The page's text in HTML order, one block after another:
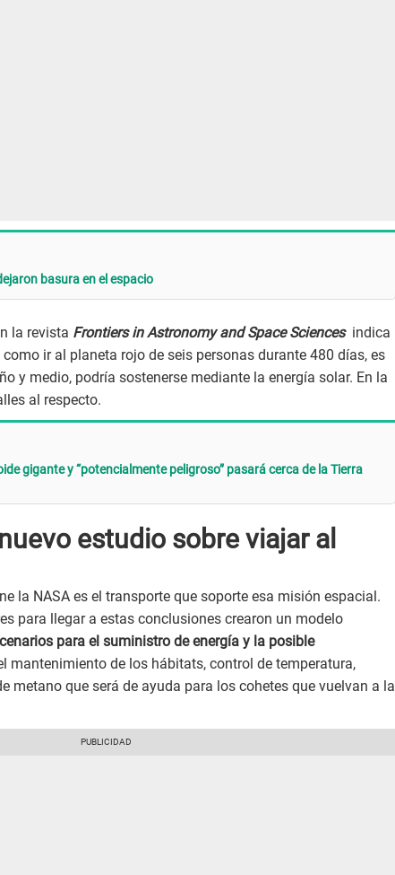
basura en el espacio
la revista Frontiers in Astronomy and Space Sciences indica
ir al planeta rojo de seis personas durante 480 días, es
y medio, podría sostenerse mediante la energía solar. En la
al respecto.
gigante y “potencialmente peligroso” pasará cerca de la Tierra
estudio sobre viajar al
la NASA es el transporte que soporte esa misión espacial.
para llegar a estas conclusiones crearon un modelo
para el suministro de energía y la posible
mantenimiento de los hábitats, control de temperatura,
metano que será de ayuda para los cohetes que vuelvan a la